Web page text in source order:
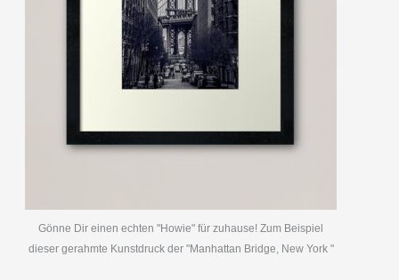
Gönne Dir einen echten "Howie" für zuhause! Zum Beispiel
dieser gerahmte Kunstdruck der "Manhattan Bridge, New York "